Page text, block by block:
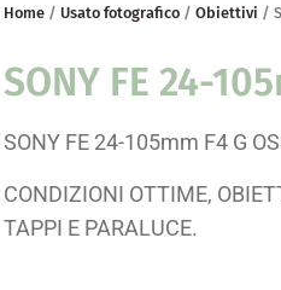
Home / Usato fotografico / Obiettivi /
SONY FE 24-
SONY FE 24-105mm F4 G
CONDIZIONI OTTIME,
TAPPI E PARALUCE.